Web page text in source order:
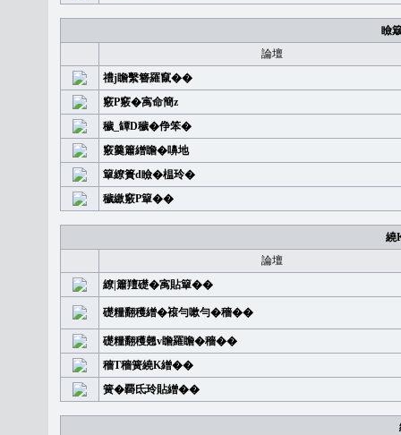
瞼
論壇
禮j瞻繫簪羅竄��
竅P竅�㝢命簡z
穢_罈D穢�鿇笨�
竅羹簫繒瞻�嚊地
簞繚簣d瞼�榅玲�
穢繳竅P簞��
繞
論壇
繚|簫羶礎�㝢貼簞��
礎糧翻穫繒�䙛勻嗽勻�穡��
礎糧翻穫翹v瞻羅瞻�穡��
穡T穡簧繞K繒��
簧�覉氐玲貼繒��